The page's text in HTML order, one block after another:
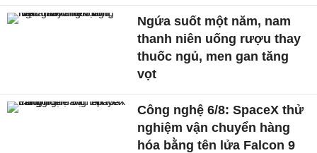
Ngứa suốt một năm, nam
thanh niên uống rượu thay
thuốc ngủ, men gan tăng
vọt
Công nghệ 6/8: SpaceX thử
nghiệm vận chuyển hàng
hóa bằng tên lửa Falcon 9